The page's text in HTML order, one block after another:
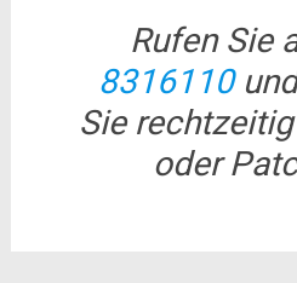
Rufen Sie
8316110
Sie
oder